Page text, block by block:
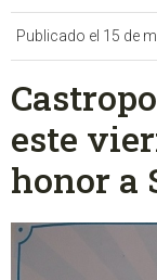
Publicado el 15 de
este
honor a